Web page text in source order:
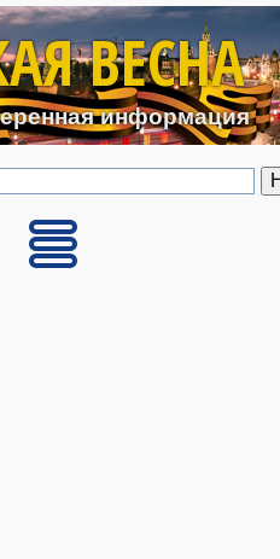
Перейти к основному
ВЕСНА
информация